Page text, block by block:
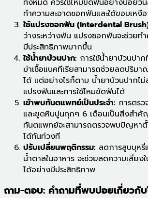
ทั้งหมด ควรใช้ไหมขัดฟันอย่างน้อยวั
ทำความสะอาดซอกฟันและใต้ขอบเหงื
ใช้แปรงซอกฟัน (Interdental
ว่างระหว่างฟัน แปรงซอกฟันจะช่วยท
มีประสิทธิภาพมากขึ้น
ใช้น้ำยาบ้วนปาก: การใช้น้ำยาบ้วนปา
ฆ่าเชื้อแบคทีเรียสามารถช่วยลดปริมา
ได้ แต่อย่างไรก็ตาม น้ำยาบ้วนปากไ
แปรงฟันและการใช้ไหมขัดฟันได้
เข้าพบทันตแพทย์เป็นประจำ: การตร
และขูดหินปูนทุกๆ 6 เดือนเป็นสิ่งสำคั
ทันตแพทย์จะสามารถตรวจพบปัญหาตั้
ได้ทันท่วงที
ปรับเปลี่ยนพฤติกรรม: ลดการสูบบุห
น้ำตาลในอาหาร จะช่วยลดความเสี่ยง
ได้อย่างมีประสิทธิภาพ
ถาม-ตอบ: คำถามที่พบบ่อยเกี่ยวกับ